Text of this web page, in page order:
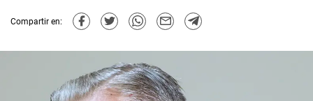
Compartir en: